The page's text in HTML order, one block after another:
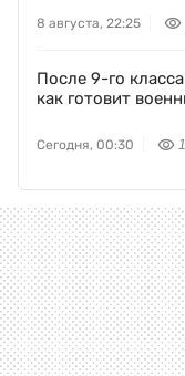
8 августа, 22:25
После 9-го
как готовит
Сегодня, 00:30